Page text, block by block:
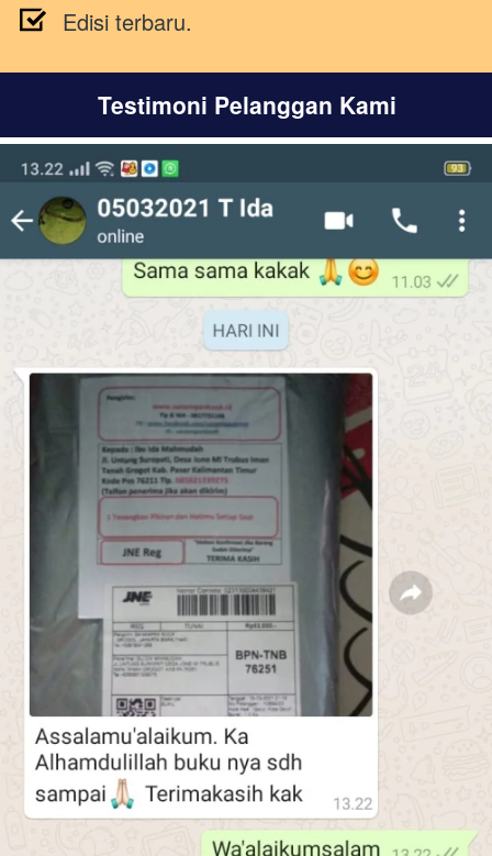
Edisi terbaru.
Testimoni Pelanggan Kami